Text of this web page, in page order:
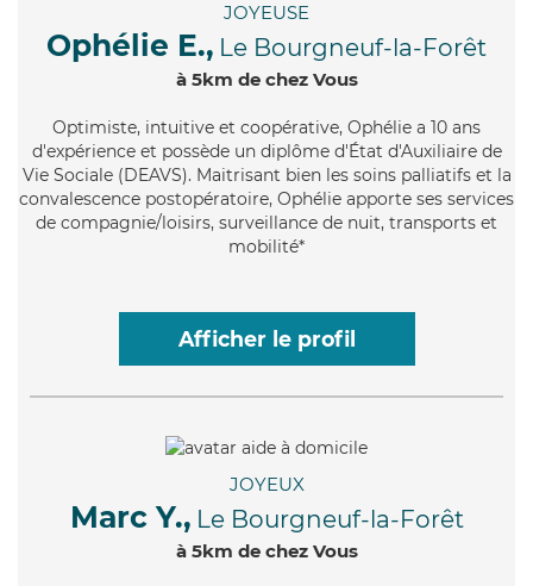
JOYEUSE
Ophélie E., Le Bourgneuf-la-Forêt
à 5km de chez Vous
Optimiste, intuitive et coopérative, Ophélie a 10 ans
d'expérience et possède un diplôme d'État d'Auxiliaire de
Vie Sociale (DEAVS). Maitrisant bien les soins palliatifs et la
convalescence postopératoire, Ophélie apporte ses services
de compagnie/loisirs, surveillance de nuit, transports et
mobilité*
Afficher le profil
JOYEUX
Marc Y., Le Bourgneuf-la-Forêt
à 5km de chez Vous